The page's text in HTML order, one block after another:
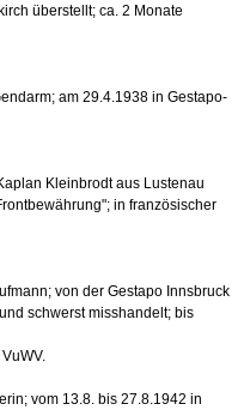
überstellt; ca. 2 Monate
am 29.4.1938 in Gestapo-
Kleinbrodt aus Lustenau
in französischer
von der Gestapo Innsbruck
schwerst misshandelt; bis
vom 13.8. bis 27.8.1942 in